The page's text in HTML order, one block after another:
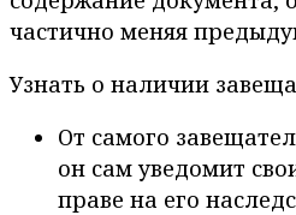
частично меняя
Узнать о наличии
От самого
он сам уведомит
праве на его